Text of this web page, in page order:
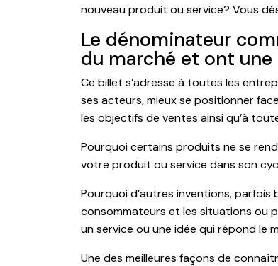
nouveau produit ou service? Vous
Le dénominateur
du marché et ont
Ce billet s’adresse à toutes les
ses acteurs, mieux se positionner
les objectifs de ventes ainsi qu’à
Pourquoi certains produits ne se
votre produit ou service dans son
Pourquoi d’autres inventions,
consommateurs et les situations ou
un service ou une idée qui répond le
Une des meilleures façons de